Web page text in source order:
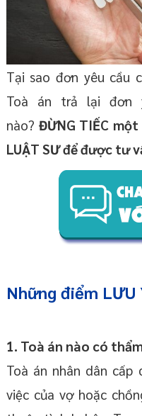
Tại sao đơn yêu cầu
Toà án trả lại đơn
nào?ĐỪNG TIẾC
LUẬT SƯ để được tư
Những điểm
1. Toà án nào có
Toà án nhân dân
việc của vợ hoặc